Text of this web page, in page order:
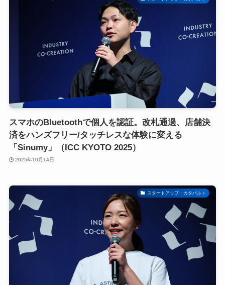
スマホのBluetoothで個人を認証。改札通過、店舗決
済をハンズフリー/タッチレスな体験に変える
「Sinumy」（ICC KYOTO 2025）
2025年10月14日
スタートアップ・カタパルト